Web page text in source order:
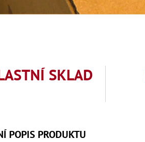
SKLAD
POPIS PRODUKTU